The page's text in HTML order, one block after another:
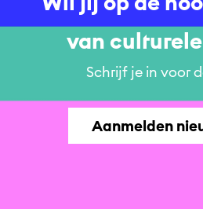
van
Schrijf je in voor
Aanmelden